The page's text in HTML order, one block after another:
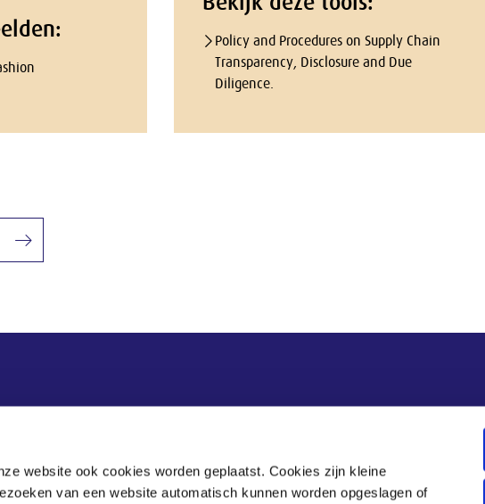
website ook cookies worden geplaatst. Cookies zijn kleine
van een website automatisch kunnen worden opgeslagen of
Policy and Procedures on Supply Chain
Transparency, Disclosure and Due
Diligence.
Postbus 90405
2509 LK Den Haag